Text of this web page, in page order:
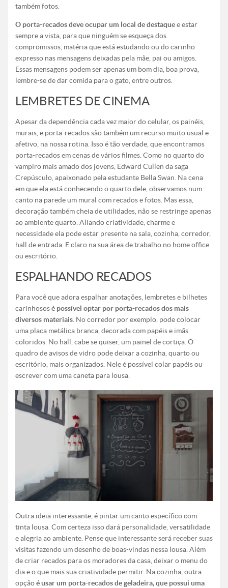
também fotos.
O porta-recados deve ocupar um local de destaquee estar
sempre a vista, para que ninguém se esqueça dos
compromissos, matéria que está estudando ou do carinho
expresso nas mensagens deixadas pela mãe, pai ou amigos.
Essas mensagens podem ser apenas um bom dia, boa prova,
lembre-se de dar comida para o gato, entre outros.
LEMBRETES DE CINEMA
Apesar da dependência cada vez maior do celular, os painéis,
murais, e porta-recados são também um recurso muito usual e
afetivo, na nossa rotina. Isso é tão verdade, que encontramos
porta-recados em cenas de vários filmes. Como no quarto do
vampiro mais amado dos jovens, Edward Cullen da saga
Crepúsculo, apaixonado pela estudante Bella Swan. Na cena
em que ela está conhecendo o quarto dele, observamos num
canto na parede um mural com recados e fotos. Mas essa,
decoração também cheia de utilidades, não se restringe apenas
ao ambiente quarto. Aliando criatividade, charme e
necessidade ela pode estar presente na sala, cozinha, corredor,
hall de entrada. E claro na sua área de trabalho no home office
ou escritório.
ESPALHANDO RECADOS
Para você que adora espalhar anotações, lembretes e bilhetes
carinhososé possível optar por porta-recados dos mais
diversos materiais . No corredor por exemplo, pode colocar
uma placa metálica branca, decorada com papéis e imãs
coloridos. No hall, cabe se quiser, um painel de cortiça. O
quadro de avisos de vidro pode deixar a cozinha, quarto ou
escritório, mais organizados. Nele é possível colar papéis ou
escrever com uma caneta para lousa.
Outra ideia interessante, é pintar um canto específico com
tinta lousa. Com certeza isso dará personalidade, versatilidade
e alegria ao ambiente. Pense que interessante será receber suas
visitas fazendo um desenho de boas-vindas nessa lousa. Além
de criar recados para os moradores da casa, deixar o menu do
dia e o que mais sua criatividade permitir. Na cozinha, outra
opçãoé usar um porta-recados de geladeira, que possui uma